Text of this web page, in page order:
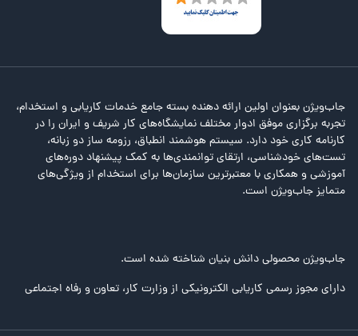
جاب‌ویژن بعنوان اولین ارائه دهنده بسته جامع خدمات کاریابی و استخدام،
تجربه برگزاری موفق ادوار مختلف نمایشگاه‌های کار شریف و ایران را در
کارنامه کاری خود دارد. سیستم هوشمند انطباق، رزومه ساز دو زبانه،
تست‌های خودشناسی، ارتقای توانمندی‌ها به کمک پیشنهاد دوره‌های
آموزشی و همکاری با معتبرترین سازمان‌ها برای استخدام از ویژگی‌های
متمایز جاب‌ویژن است.
جاب‌ویژن محصولی دانش بنیان شناخته شده است.
دارای مجوز رسمی کاریابی الکترونیکی از وزارت کار، تعاون و رفاه اجتماعی